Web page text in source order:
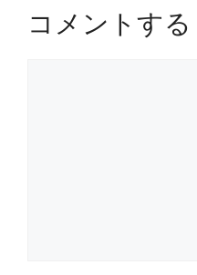
コメントする